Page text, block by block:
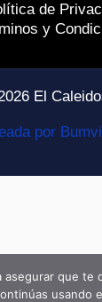
de
y
El
por
asegurar que te
usando